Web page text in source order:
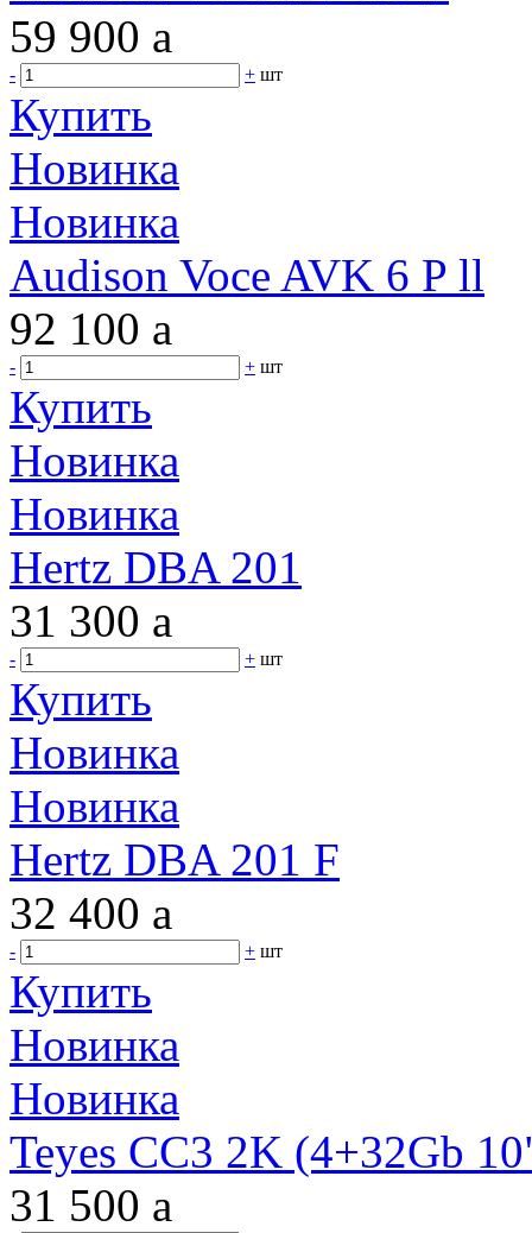
59 900 a
- + шт
Купить
Новинка
Новинка
Audison Voce AVK 6 P ll
92 100 a
- + шт
Купить
Новинка
Новинка
Hertz DBA 201
31 300 a
- + шт
Купить
Новинка
Новинка
Hertz DBA 201 F
32 400 a
- + шт
Купить
Новинка
Новинка
Teyes CC3 2K (4+32Gb
31 500 a